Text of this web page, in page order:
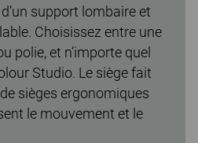
support lombaire et
Choisissez entre une
polie, et n’importe quel
Studio. Le siège fait
sièges ergonomiques
le mouvement et le